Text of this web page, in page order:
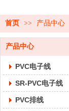
首页 >> 产品中心
产品中心
PVC电子线
SR-PVC电子线
PVC排线